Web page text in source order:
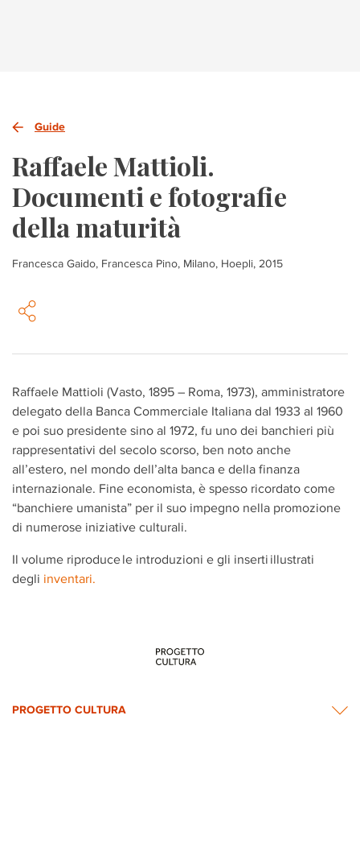
Guide
Raffaele Mattioli.
Documenti e fotografie
della maturità
Francesca Gaido, Francesca Pino, Milano, Hoepli, 2015
Raffaele Mattioli (Vasto, 1895 – Roma, 1973), amministratore
delegato della Banca Commerciale Italiana dal 1933 al 1960
e poi suo presidente sino al 1972, fu uno dei banchieri più
rappresentativi del secolo scorso, ben noto anche
all’estero, nel mondo dell’alta banca e della finanza
internazionale. Fine economista, è spesso ricordato come
“banchiere umanista” per il suo impegno nella promozione
di numerose iniziative culturali.
Il volume riproduce le introduzioni e gli inserti illustrati
degli inventari.
PROGETTO CULTURA